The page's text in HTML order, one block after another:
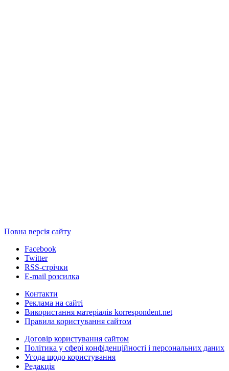
Повна версія сайту
Facebook
Twitter
RSS-стрічки
E-mail розсилка
Контакти
Реклама на сайті
Використання матеріалів korrespondent.net
Правила користування сайтом
Договір користування сайтом
Політика у сфері конфіденційності і персональних даних
Угода щодо користування
Редакція